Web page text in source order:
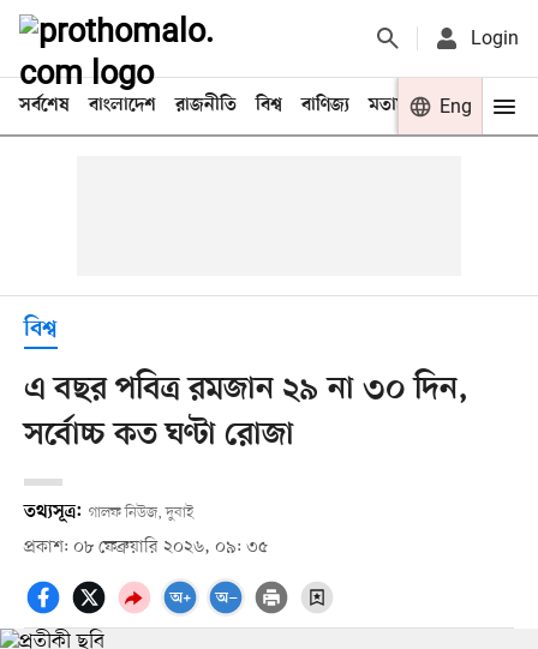
Login
সর্বশেষ বাংলাদেশ রাজনীতি বিশ্ব বাণিজ্য মতামত খেলা
Eng
বিশ্ব
এ বছর পবিত্র রমজান ২৯ না ৩০ দিন,
সর্বোচ্চ কত ঘণ্টা রোজা
তথ্যসূত্র: গালফ নিউজ, দুবাই
প্রকাশ: ০৮ ফেব্রুয়ারি ২০২৬, ০৯: ৩৫